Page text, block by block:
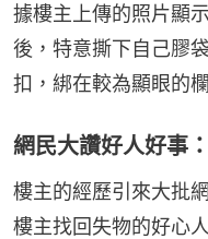
據樓主上傳的照片顯
後，特意撕下自己膠
扣，綁在較為顯眼的
網民大讚好人好事
樓主的經歷引來大批
樓主找回失物的好心